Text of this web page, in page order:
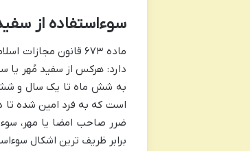
سوءاستفاده از
ماده ۶۷۳ قانون
دارد: هرکس از سفید مُهر یا
به شش ماه تا یک سال و شش
است که به فرد امین شده تا
ضرر صاحب امضا یا مهر،
برابر ظریف ترین اشکال